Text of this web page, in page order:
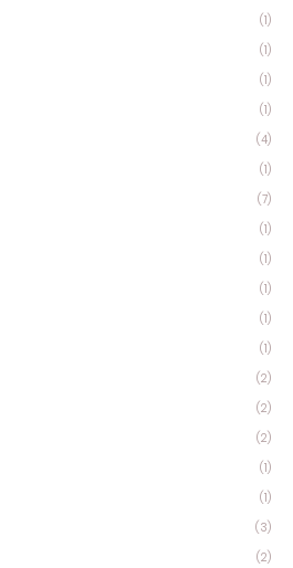
(1)
(1)
(1)
(1)
(4)
(1)
(7)
(1)
(1)
(1)
(1)
(1)
(2)
(2)
(2)
(1)
(1)
(3)
(2)